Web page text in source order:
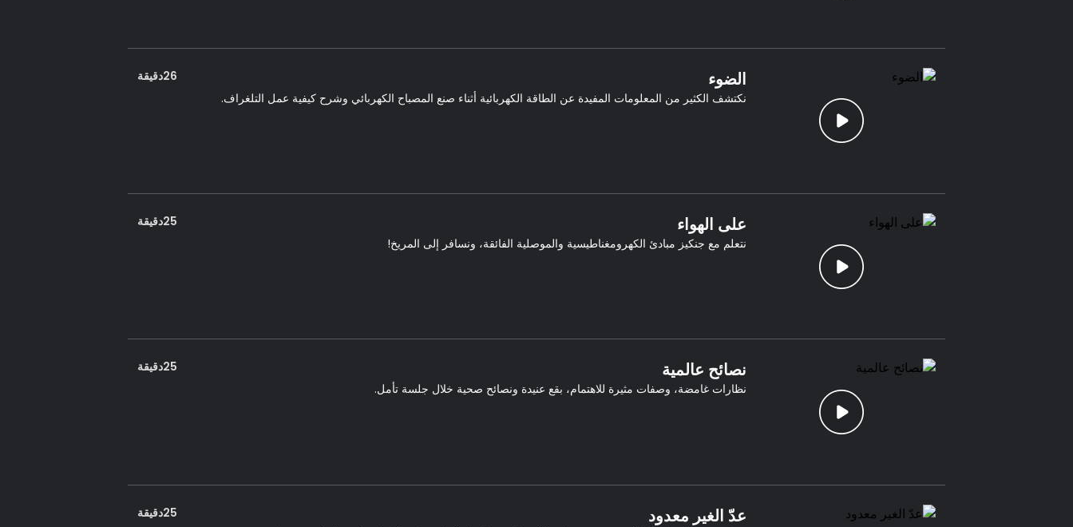
الضوء
26دقيقة
نكتشف الكثير من المعلومات المفيدة عن الطاقة الكهربائية أثناء صنع المصباح الكهربائي وشرح كيفية عمل التلغراف.
على الهواء
25دقيقة
نتعلم مع جنكيز مبادئ الكهرومغناطيسية والموصلية الفائقة، ونسافر إلى المريخ!
نصائح عالمية
25دقيقة
نظارات غامضة، وصفات مثيرة للاهتمام، بقع عنيدة ونصائح صحية خلال جلسة تأمل.
عدّ الغير معدود
25دقيقة